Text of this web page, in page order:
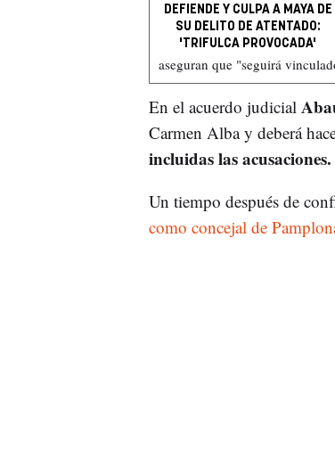
aseguran que "seguirá
En el acuerdo judicial
Carmen Alba y deberá
incluidas las acusaciones.
Un tiempo después de
como concejal de